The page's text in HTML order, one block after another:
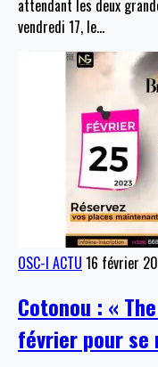
attendant les deux
vendredi 17, le…
OSC-I ACTU 16 février
Cotonou : «
février pour